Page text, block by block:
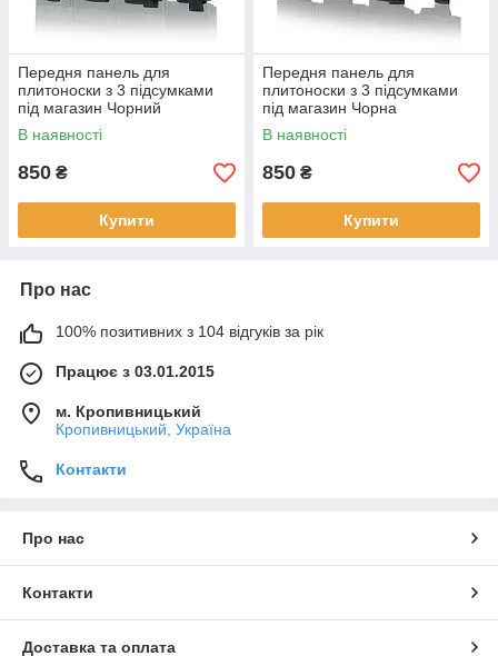
Передня панель для
плитоноски з 3 підсумками
під магазин Чорний
мультикам
В наявності
850 ₴
Купити
Передня панель для
плитоноски з 3 підсумками
під магазин Чорна
В наявності
850 ₴
Купити
Про нас
100% позитивних з 104 відгуків за рік
Працює з 03.01.2015
м. Кропивницький
Кропивницький, Україна
Контакти
Про нас
Контакти
Доставка та оплата